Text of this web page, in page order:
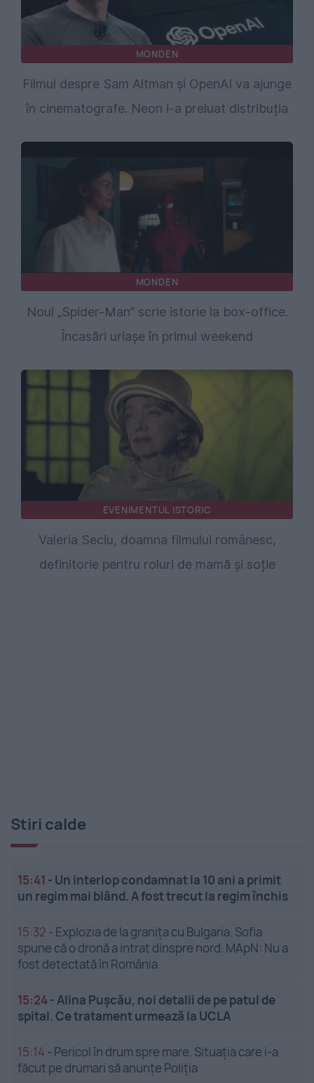
MONDEN
Filmul despre Sam Altman și OpenAI va ajunge
în cinematografe. Neon i-a preluat distribuția
MONDEN
Noul „Spider-Man” scrie istorie la box-office.
Încasări uriașe în primul weekend
EVENIMENTUL ISTORIC
Valeria Seciu, doamna filmului românesc,
definitorie pentru roluri de mamă și soție
Stiri calde
15:41 - Un interlop condamnat la 10 ani a primit
un regim mai blând. A fost trecut la regim închis
15:32 - Explozia de la granița cu Bulgaria. Sofia
spune că o dronă a intrat dinspre nord. MApN: Nu a
fost detectată în România
15:24-Alina Pușcău, noi detalii de pe patul de
spital. Ce tratament urmează la UCLA
15:14 - Pericol în drum spre mare. Situația care i-a
făcut pe drumari să anunțe Poliția